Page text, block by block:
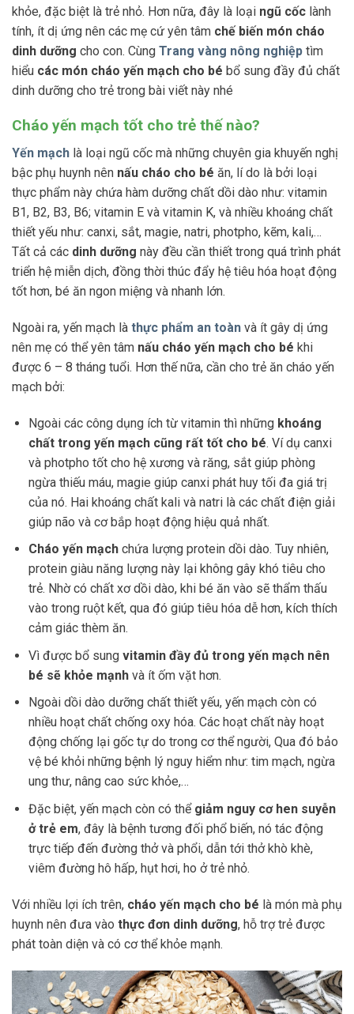
khỏe, đặc biệt là trẻ nhỏ. Hơn nữa, đây là loại ngũ cốc lành
tính, ít dị ứng nên các mẹ cứ yên tâm chế biến món cháo
dinh dưỡng cho con. Cùng Trang vàng nông nghiệp tìm
hiểu các món cháo yến mạch cho bé bổ sung đầy đủ chất
dinh dưỡng cho trẻ trong bài viết này nhé
Cháo yến mạch tốt cho trẻ thế nào?
Yến mạch là loại ngũ cốc mà những chuyên gia khuyến nghị
bậc phụ huynh nên nấu cháo cho bé ăn, lí do là bởi loại
thực phẩm này chứa hàm dưỡng chất dồi dào như: vitamin
B1, B2, B3, B6; vitamin E và vitamin K, và nhiều khoáng chất
thiết yếu như: canxi, sắt, magie, natri, photpho, kẽm, kali,…
Tất cả các dinh dưỡng này đều cần thiết trong quá trình phát
triển hệ miễn dịch, đồng thời thúc đẩy hệ tiêu hóa hoạt động
tốt hơn, bé ăn ngon miệng và nhanh lớn.
Ngoài ra, yến mạch là thực phẩm an toàn và ít gây dị ứng
nên mẹ có thể yên tâm nấu cháo yến mạch cho bé khi
được 6 – 8 tháng tuổi. Hơn thế nữa, cần cho trẻ ăn cháo yến
mạch bởi:
Ngoài các công dụng ích từ vitamin thì những khoáng
chất trong yến mạch cũng rất tốt cho bé. Ví dụ canxi
và photpho tốt cho hệ xương và răng, sắt giúp phòng
ngừa thiếu máu, magie giúp canxi phát huy tối đa giá trị
của nó. Hai khoáng chất kali và natri là các chất điện giải
giúp não và cơ bắp hoạt động hiệu quả nhất.
Cháo yến mạchchứa lượng protein dồi dào. Tuy nhiên,
protein giàu năng lượng này lại không gây khó tiêu cho
trẻ. Nhờ có chất xơ dồi dào, khi bé ăn vào sẽ thẩm thấu
vào trong ruột kết, qua đó giúp tiêu hóa dễ hơn, kích thích
cảm giác thèm ăn.
Vì được bổ sung vitamin đầy đủ trong yến mạch nên
bé sẽ khỏe mạnhvà ít ốm vặt hơn.
Ngoài dồi dào dưỡng chất thiết yếu, yến mạch còn có
nhiều hoạt chất chống oxy hóa. Các hoạt chất này hoạt
động chống lại gốc tự do trong cơ thể người, Qua đó bảo
vệ bé khỏi những bệnh lý nguy hiểm như: tim mạch, ngừa
ung thư, nâng cao sức khỏe,…
Đặc biệt, yến mạch còn có thể giảm nguy cơ hen suyễn
ở trẻ em, đây là bệnh tương đối phổ biến, nó tác động
trực tiếp đến đường thở và phổi, dẫn tới thở khò khè,
viêm đường hô hấp, hụt hơi, ho ở trẻ nhỏ.
Với nhiều lợi ích trên, cháo yến mạch cho bé là món mà phụ
huynh nên đưa vào thực đơn dinh dưỡng, hỗ trợ trẻ được
phát toàn diện và có cơ thể khỏe mạnh.